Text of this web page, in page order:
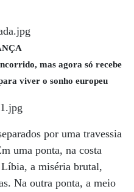
mas agora só recebe
viver o sonho europeu
por uma travessia
uma ponta, na costa
a miséria brutal,
Na outra ponta, a meio